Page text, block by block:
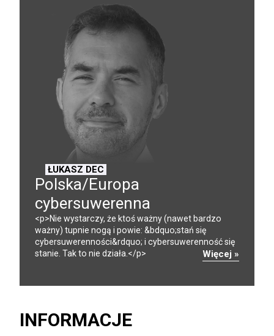
ŁUKASZ DEC
Polska/Europa
cybersuwerenna
<p>Nie wystarczy, że ktoś ważny (nawet bardzo
ważny) tupnie nogą i powie: &bdquo;stań się
cybersuwerenności&rdquo; i cybersuwerenność się
stanie. Tak to nie działa.</p>
Więcej »
INFORMACJE